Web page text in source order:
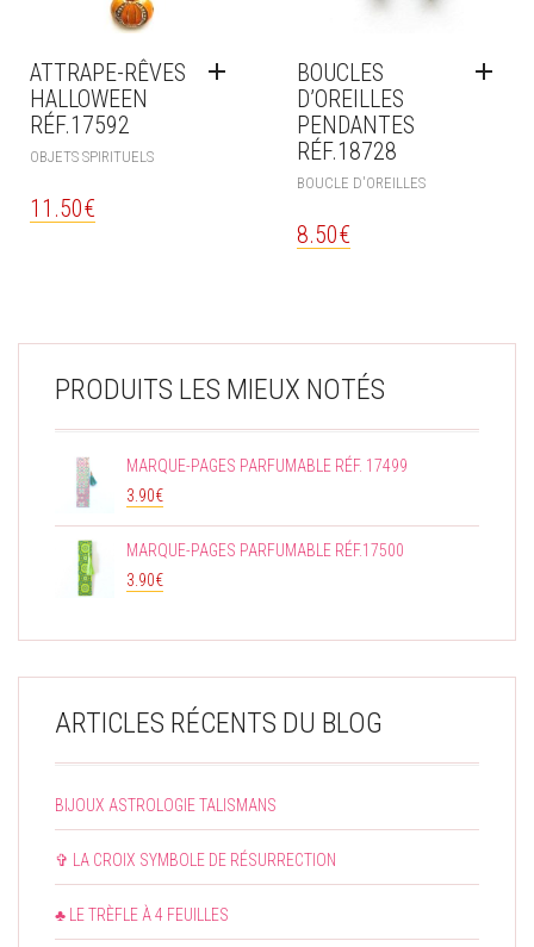
ATTRAPE-RÊVES
HALLOWEEN
RÉF.17592
OBJETS SPIRITUELS
11.50€
BOUCLES
D’OREILLES
PENDANTES
RÉF.18728
BOUCLE D'OREILLES
8.50€
PRODUITS LES MIEUX NOTÉS
MARQUE-PAGES PARFUMABLE RÉF. 17499
3.90€
MARQUE-PAGES PARFUMABLE RÉF.17500
3.90€
ARTICLES RÉCENTS DU BLOG
BIJOUX ASTROLOGIE TALISMANS
✞ LA CROIX SYMBOLE DE RÉSURRECTION
♣ LE TRÈFLE À 4 FEUILLES